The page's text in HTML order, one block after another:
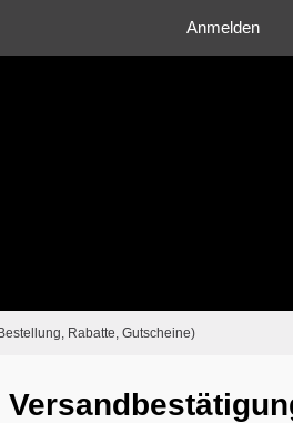
Anmelden
Rabatte, Gutscheine)